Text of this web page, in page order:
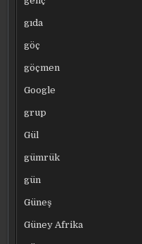
gıda
göç
göçmen
Google
grup
Gül
gümrük
gün
Güneş
Güney Afrika